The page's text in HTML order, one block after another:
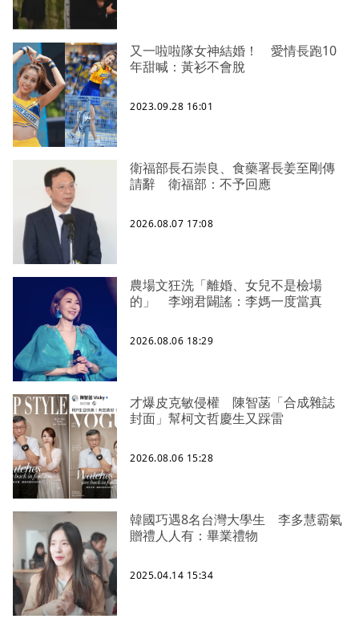
又一啦啦隊女神結婚！ 愛情長跑10
年甜喊：黃衫不會脫
2023.09.28 16:01
衛福部長石崇良、食藥署長姜至剛傳
請辭 衛福部：不予回應
2026.08.07 17:08
農場文狂洗「離婚、女兒不是檢場
的」 李翊君闢謠：李媽一度當真
2026.08.06 18:29
才爆皮克敏侵權 陳智菡「合成雜誌
封面」幫柯文哲慶生又踩雷
2026.08.06 15:28
韓國巧遇8名台灣大學生 李多慧霸氣
贈禮人人有：畢業禮物
2025.04.14 15:34